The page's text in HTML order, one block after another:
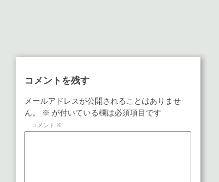
コメントを残す
メールアドレスが公開されることはありませ
ん。
※ が付いている欄は必須項目です
コメント ※